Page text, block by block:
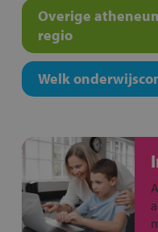
Overige
regio
Welk